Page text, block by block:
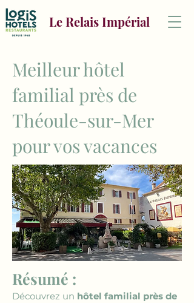
Le Relais Impérial
Meilleur hôtel
familial près de
Théoule-sur-Mer
pour vos vacances
Résumé :
Découvrez un hôtel familial près de